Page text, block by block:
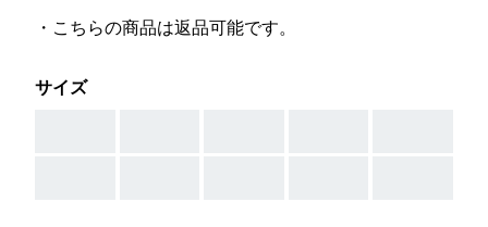
・こちらの商品は返品可能です。
サイズ